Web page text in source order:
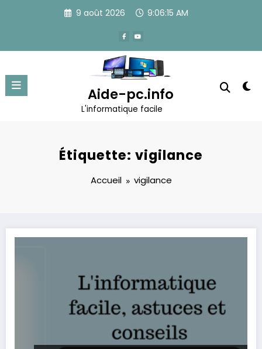
9 août 2026 9:06:15 AM
Aide-pc.info
L'informatique facile
Étiquette: vigilance
Accueil vigilance